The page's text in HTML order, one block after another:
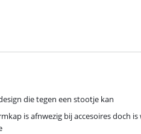
die tegen een stootje kan
is afnwezig bij accesoires doch is